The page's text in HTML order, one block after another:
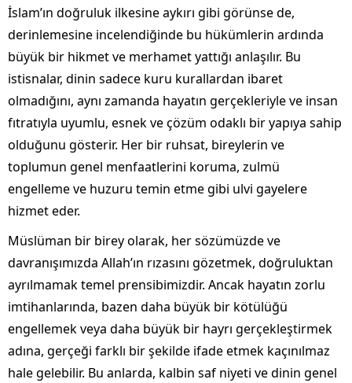
İslam’ın doğruluk ilkesine aykırı gibi görünse de,
derinlemesine incelendiğinde bu hükümlerin ardında
büyük bir hikmet ve merhamet yattığı anlaşılır. Bu
istisnalar, dinin sadece kuru kurallardan ibaret
olmadığını, aynı zamanda hayatın gerçekleriyle ve insan
fıtratıyla uyumlu, esnek ve çözüm odaklı bir yapıya sahip
olduğunu gösterir. Her bir ruhsat, bireylerin ve
toplumun genel menfaatlerini koruma, zulmü
engelleme ve huzuru temin etme gibi ulvi gayelere
hizmet eder.
Müslüman bir birey olarak, her sözümüzde ve
davranışımızda Allah’ın rızasını gözetmek, doğruluktan
ayrılmamak temel prensibimizdir. Ancak hayatın zorlu
imtihanlarında, bazen daha büyük bir kötülüğü
engellemek veya daha büyük bir hayrı gerçekleştirmek
adına, gerçeği farklı bir şekilde ifade etmek kaçınılmaz
hale gelebilir. Bu anlarda, kalbin saf niyeti ve dinin genel